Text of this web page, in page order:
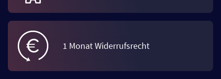
1 Monat Widerrufsrecht